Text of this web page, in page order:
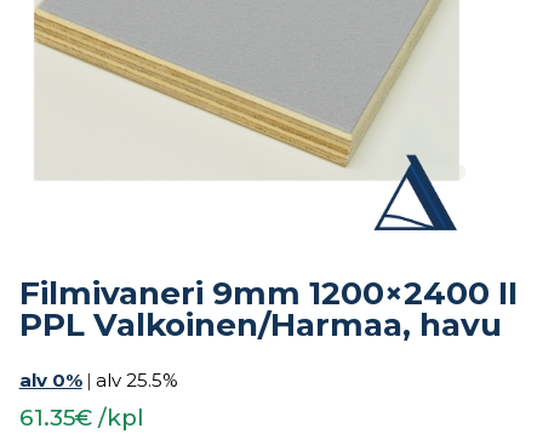
Filmivaneri 9mm 1200×2400 II
PPL Valkoinen/Harmaa, havu
alv 0% | alv 25.5%
61.35€ /kpl